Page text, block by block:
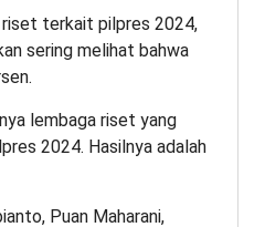
terkait pilpres 2024,
sering melihat bahwa
lembaga riset yang
2024. Hasilnya adalah
Puan Maharani,